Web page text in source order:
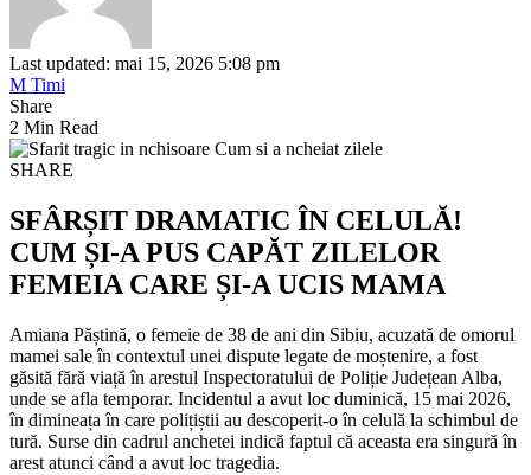
Last updated: mai 15, 2026 5:08 pm
M Timi
Share
2 Min Read
SHARE
SFÂRȘIT DRAMATIC ÎN CELULĂ!
CUM ȘI-A PUS CAPĂT ZILELOR
FEMEIA CARE ȘI-A UCIS MAMA
Amiana Păștină, o femeie de 38 de ani din Sibiu, acuzată de omorul
mamei sale în contextul unei dispute legate de moștenire, a fost
găsită fără viață în arestul Inspectoratului de Poliție Județean Alba,
unde se afla temporar. Incidentul a avut loc duminică, 15 mai 2026,
în dimineața în care polițiștii au descoperit-o în celulă la schimbul de
tură. Surse din cadrul anchetei indică faptul că aceasta era singură în
arest atunci când a avut loc tragedia.